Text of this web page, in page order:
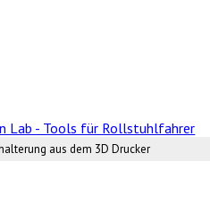
aus dem 3D Drucker